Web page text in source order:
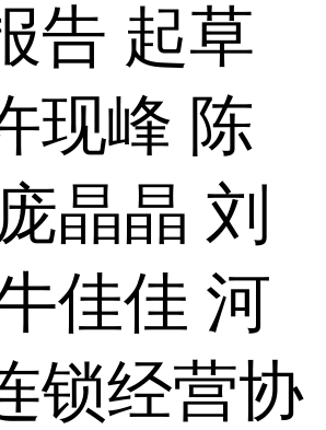
告 起草
现峰 陈
晶晶 刘
佳佳 河
锁经营协